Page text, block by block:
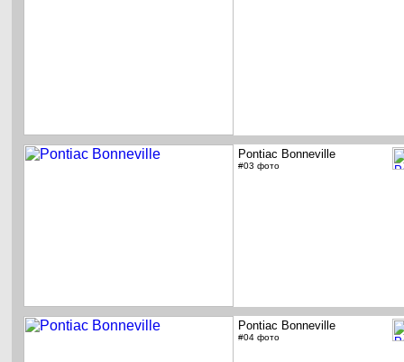
Pontiac Bonneville
#03 фото
Pontiac Bonneville
#04 фото